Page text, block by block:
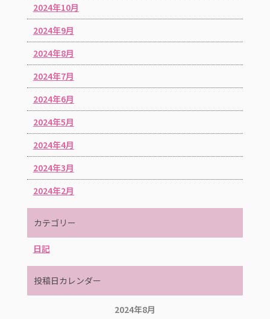
2024年10月
2024年9月
2024年8月
2024年7月
2024年6月
2024年5月
2024年4月
2024年3月
2024年2月
カテゴリー
日記
投稿日カレンダー
2024年8月